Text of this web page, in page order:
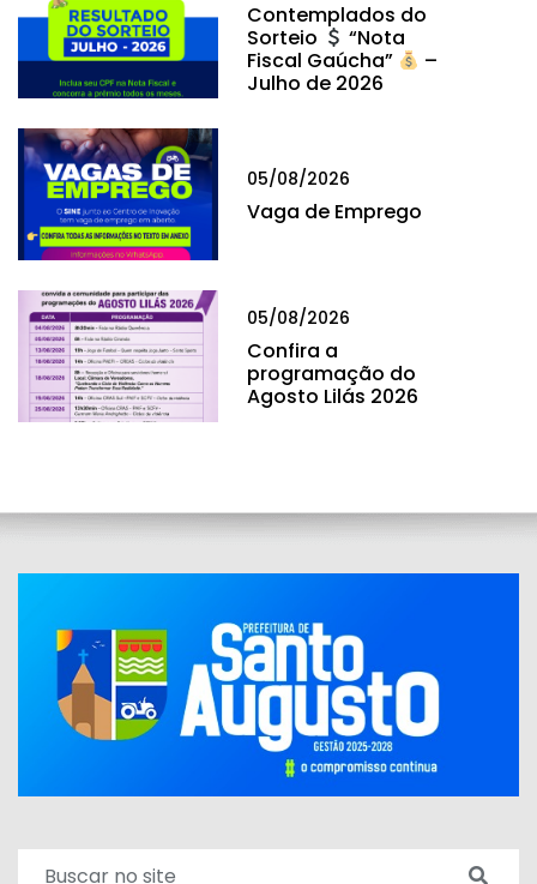
Contemplados do
Sorteio
“Nota
Fiscal Gaúcha”
–
Julho de 2026
05/08/2026
Vaga de Emprego
05/08/2026
Confira a
programação do
Agosto Lilás 2026